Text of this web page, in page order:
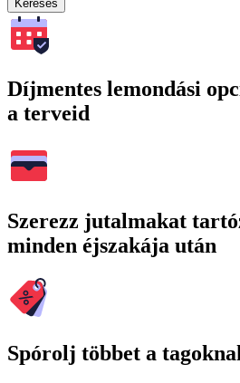
Keresés
Díjmentes lemondási
a terveid
Szerezz jutalmakat
minden éjszakája után
Spórolj többet a